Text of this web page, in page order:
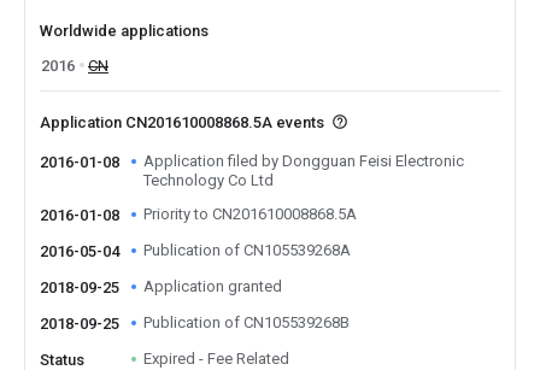
Worldwide applications
2016
CN
Application CN201610008868.5A events
2016-01-08
Application filed by Dongguan Feisi Electronic
Technology Co Ltd
2016-01-08
Priority to CN201610008868.5A
2016-05-04 Publication of CN105539268A
2018-09-25 Application granted
2018-09-25 Publication of CN105539268B
Status Expired - Fee Related